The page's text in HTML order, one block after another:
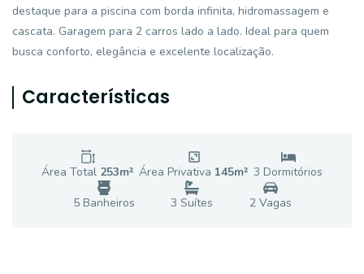
destaque para a piscina com borda infinita, hidromassagem e
cascata. Garagem para 2 carros lado a lado. Ideal para quem
busca conforto, elegância e excelente localização.
Características
Área Total 253m² Área Privativa 145m² 3 Dormitórios
5Banheiros 3 Suítes 2Vagas